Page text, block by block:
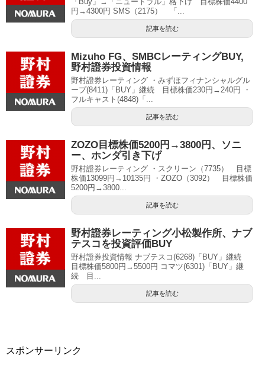
円→4300円 SMS（2175） 「...
記事を読む
Mizuho FG、SMBCレーティングBUY,
野村證券投資情報
野村證券レーティング ・みずほフィナンシャルグル
ープ(8411)「BUY」継続 目標株価230円→240円 ・
フルキャスト(4848)「...
記事を読む
ZOZO目標株価5200円→3800円、ソニ
ー、ホンダ引き下げ
野村證券レーティング ・スクリーン（7735） 目標
株価13099円→10135円 ・ZOZO（3092） 目標株価
5200円→3800...
記事を読む
野村證券レーティング小松製作所、ナブ
テスコを投資評価BUY
野村證券投資情報 ナブテスコ(6268)「BUY」継続
目標株価5800円→5500円 コマツ(6301)「BUY」継
続 目...
記事を読む
スポンサーリンク